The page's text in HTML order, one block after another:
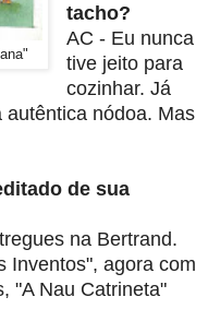
tacho?
AC - Eu nunca
tive jeito para
cozinhar. Já
autêntica nódoa. Mas
de sua
na Bertrand.
Inventos", agora com
"A Nau Catrineta"